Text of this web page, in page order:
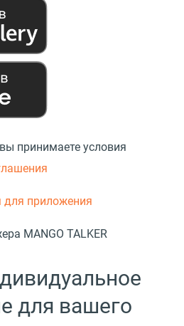
принимаете условия
для приложения
для вашего